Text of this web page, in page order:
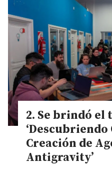
Se brindó el
Creación de
Antigravity’